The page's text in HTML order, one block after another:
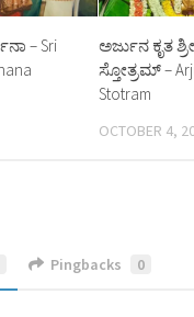
– Sri
ಅರ್ಜುನ ಕೃತ
ಸ್ತೋತ್ರಮ್ –
Stotram
OCTOBER 4,
Pingbacks 0